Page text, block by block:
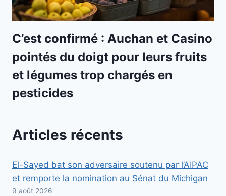
C’est confirmé : Auchan et Casino
pointés du doigt pour leurs fruits
et légumes trop chargés en
pesticides
Articles récents
El-Sayed bat son adversaire soutenu par l’AIPAC
et remporte la nomination au Sénat du Michigan
9 août 2026